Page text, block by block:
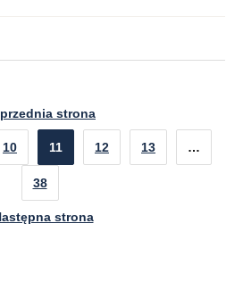
strona
10 11 12 13 …
38
strona